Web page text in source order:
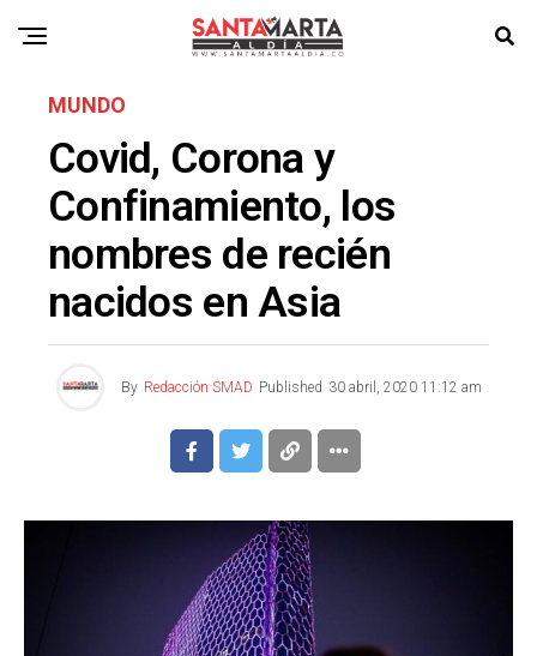
MUNDO
Covid, Corona y
Confinamiento, los
nombres de recién
nacidos en Asia
By Redacción SMAD Published 30 abril, 2020 11:12 am